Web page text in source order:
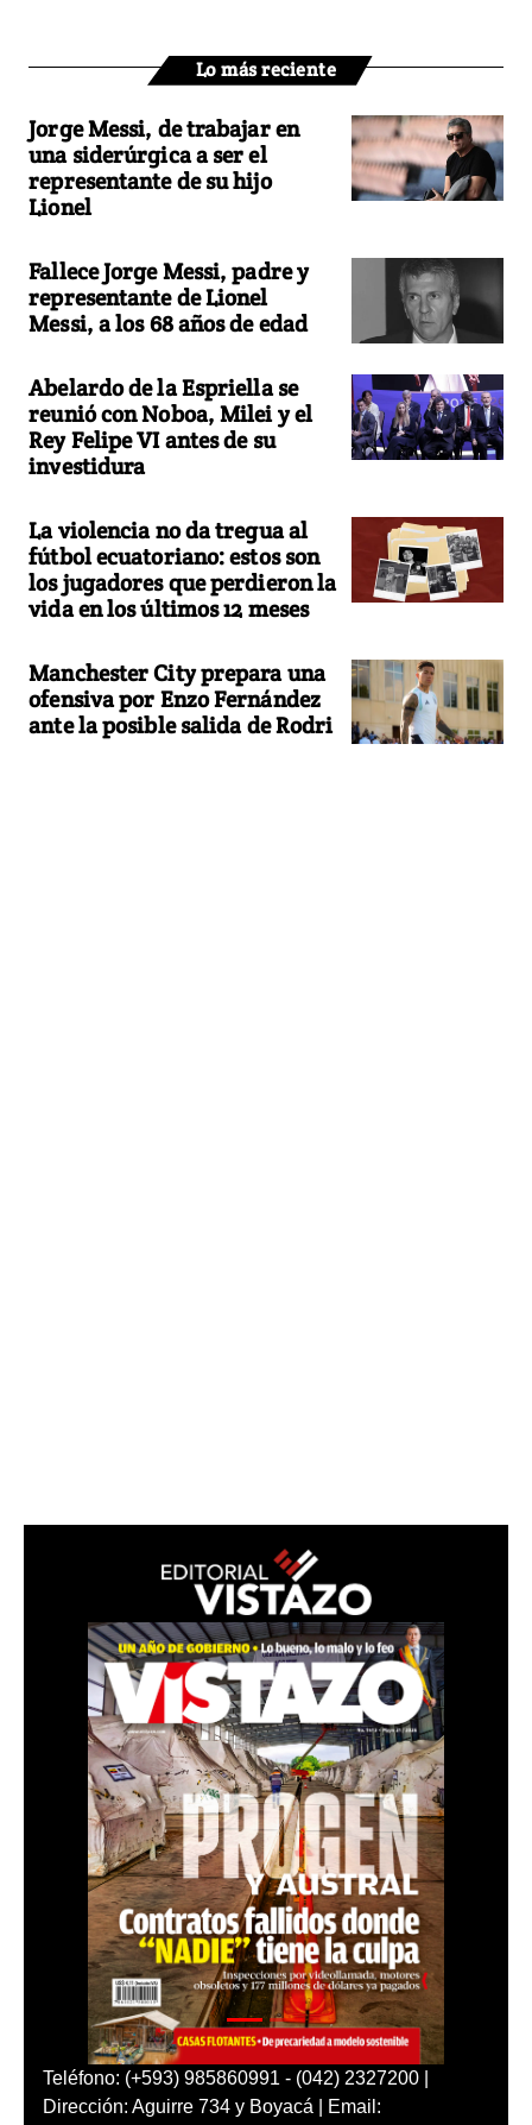
Lo más reciente
Jorge Messi, de trabajar en
una siderúrgica a ser el
representante de su hijo
Lionel
Fallece Jorge Messi, padre y
representante de Lionel
Messi, a los 68 años de edad
Abelardo de la Espriella se
reunió con Noboa, Milei y el
Rey Felipe VI antes de su
investidura
La violencia no da tregua al
fútbol ecuatoriano: estos son
los jugadores que perdieron la
vida en los últimos 12 meses
Manchester City prepara una
ofensiva por Enzo Fernández
ante la posible salida de Rodri
Teléfono: (+593) 985860991 - (042) 2327200 |
Dirección: Aguirre 734 y Boyacá | Email: